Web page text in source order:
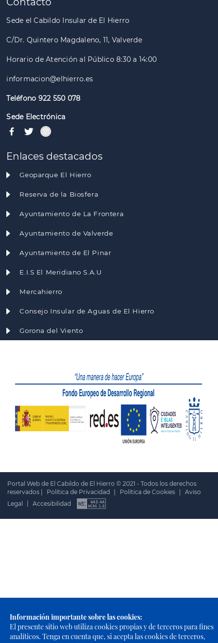
Información importante sobre las cookies:
El presente sitio web utiliza cookies propias y de terceros para fines
analíticos. Tenga en cuenta que, si acepta las cookies de terceros,
Sede el Cabildo Insular de El Hierro
C/Dr. Quintero Magdaleno, 11, Valverde
Horario de Atención al Público 8:30 a 14:00
informacion@elhierro.es
Teléfono 922 550 078
Sede Electrónica
Enlaces destacados
Geoparque El Hierro
Reserva de la Biosfera
Ayuntamiento de La Frontera
Ayuntamiento de Valverde
Ayuntamiento de El Pinar
E.I.S El Meridiano S.A.U
Mercahierro
Consejo Insular de Aguas de El Hierro
Gorona del Viento
Portal Web de El Cabildo de El Hierro © 2021 - Todos los derechos
reservados |
Política de Privacidad Política de Cookies
Aviso
Legal
Accesibilidad